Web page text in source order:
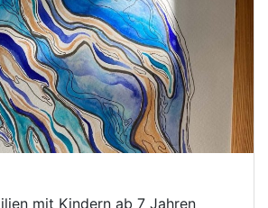
mit Kindern ab 7 Jahren